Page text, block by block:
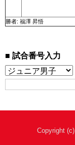
勝者: 福澤 昇悟
試合番号入力
Copyright